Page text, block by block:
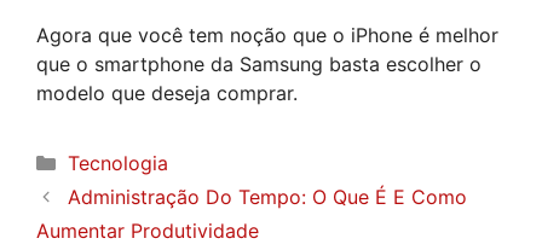
Agora que você tem noção que o iPhone é melhor
que o smartphone da Samsung basta escolher o
modelo que deseja comprar.
Categorias
Tecnologia
Administração Do Tempo: O Que É E Como
Aumentar Produtividade